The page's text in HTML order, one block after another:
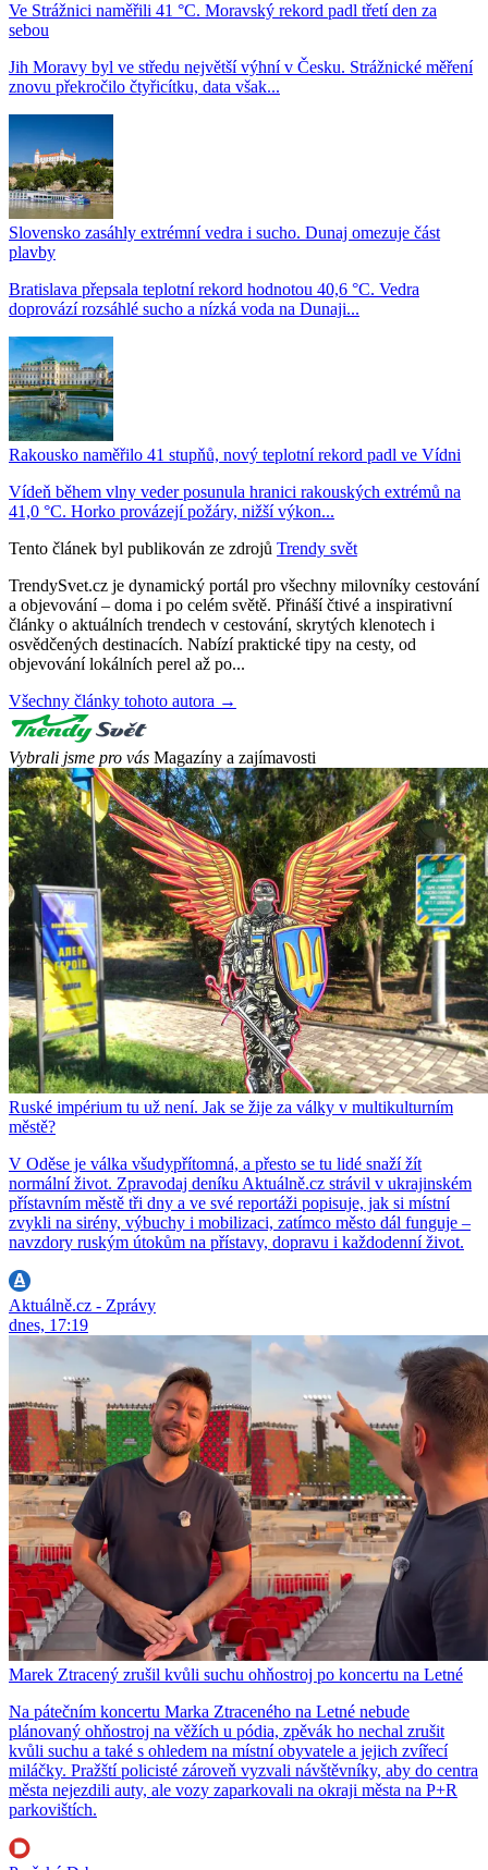
Ve Strážnici naměřili 41 °C. Moravský rekord padl třetí den za
sebou
Jih Moravy byl ve středu největší výhní v Česku. Strážnické měření
znovu překročilo čtyřicítku, data však...
Slovensko zasáhly extrémní vedra i sucho. Dunaj omezuje část
plavby
Bratislava přepsala teplotní rekord hodnotou 40,6 °C. Vedra
doprovází rozsáhlé sucho a nízká voda na Dunaji...
Rakousko naměřilo 41 stupňů, nový teplotní rekord padl ve Vídni
Vídeň během vlny veder posunula hranici rakouských extrémů na
41,0 °C. Horko provázejí požáry, nižší výkon...
Tento článek byl publikován ze zdrojů Trendy svět
TrendySvet.cz je dynamický portál pro všechny milovníky cestování
a objevování – doma i po celém světě. Přináší čtivé a inspirativní
články o aktuálních trendech v cestování, skrytých klenotech i
osvědčených destinacích. Nabízí praktické tipy na cesty, od
objevování lokálních perel až po...
Všechny články tohoto autora →
Vybrali jsme pro vás Magazíny a zajímavosti
Ruské impérium tu už není. Jak se žije za války v multikulturním
městě?
V Oděse je válka všudypřítomná, a přesto se tu lidé snaží žít
normální život. Zpravodaj deníku Aktuálně.cz strávil v ukrajinském
přístavním městě tři dny a ve své reportáži popisuje, jak si místní
zvykli na sirény, výbuchy i mobilizaci, zatímco město dál funguje –
navzdory ruským útokům na přístavy, dopravu i každodenní život.
Aktuálně.cz - Zprávy
dnes, 17:19
Marek Ztracený zrušil kvůli suchu ohňostroj po koncertu na Letné
Na pátečním koncertu Marka Ztraceného na Letné nebude
plánovaný ohňostroj na věžích u pódia, zpěvák ho nechal zrušit
kvůli suchu a také s ohledem na místní obyvatele a jejich zvířecí
miláčky. Pražští policisté zároveň vyzvali návštěvníky, aby do centra
města nejezdili auty, ale vozy zaparkovali na okraji města na P+R
parkovištích.